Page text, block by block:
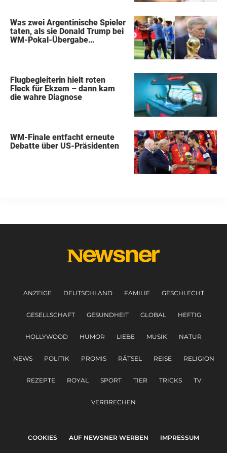
Was zwei Argentinische Spieler
taten, als sie Donald Trump bei
WM-Pokal-Übergabe
Flugbegleiterin hielt roten
Fleck für Ekzem – dann kam
die wahre Diagnose
WM-Finale entfacht erneute
Debatte über US-Präsidenten
ANZEIGE DEUTSCHLAND FAMILIE GESCHLECHT
GESELLSCHAFT GESUNDHEIT GLOBAL HEFTIG
HOLLYWOOD HUMOR LIEBE MUSIK NATUR
NEWS POLITIK PROMIS RÄTSEL REISE RELIGION
REZEPTE ROYAL SPORT TIER TRICKS TV
VERBRECHEN
COOKIES AUF NEWSNER WERBEN IMPRESSUM